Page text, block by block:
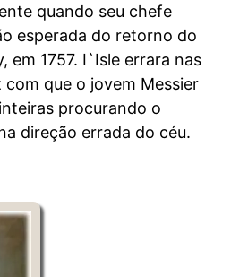
quando seu chefe
esperada do retorno do
em 1757. I`Isle errara nas
que o jovem Messier
procurando o
direção errada do céu.